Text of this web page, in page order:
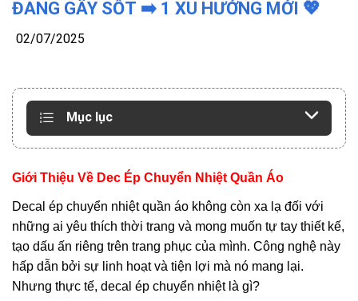
ĐANG GÂY SỐT ➡️ 1 XU HƯỚNG MỚI 💖
02/07/2025
Mục lục
Giới Thiệu Về Dec Ép Chuyển Nhiệt Quần Áo
Decal ép chuyển nhiệt quần áo không còn xa lạ đối với
những ai yêu thích thời trang và mong muốn tự tay thiết kế,
tạo dấu ấn riêng trên trang phục của mình. Công nghệ này
hấp dẫn bởi sự linh hoạt và tiện lợi mà nó mang lại.
Nhưng thực tế, decal ép chuyển nhiệt là gì?